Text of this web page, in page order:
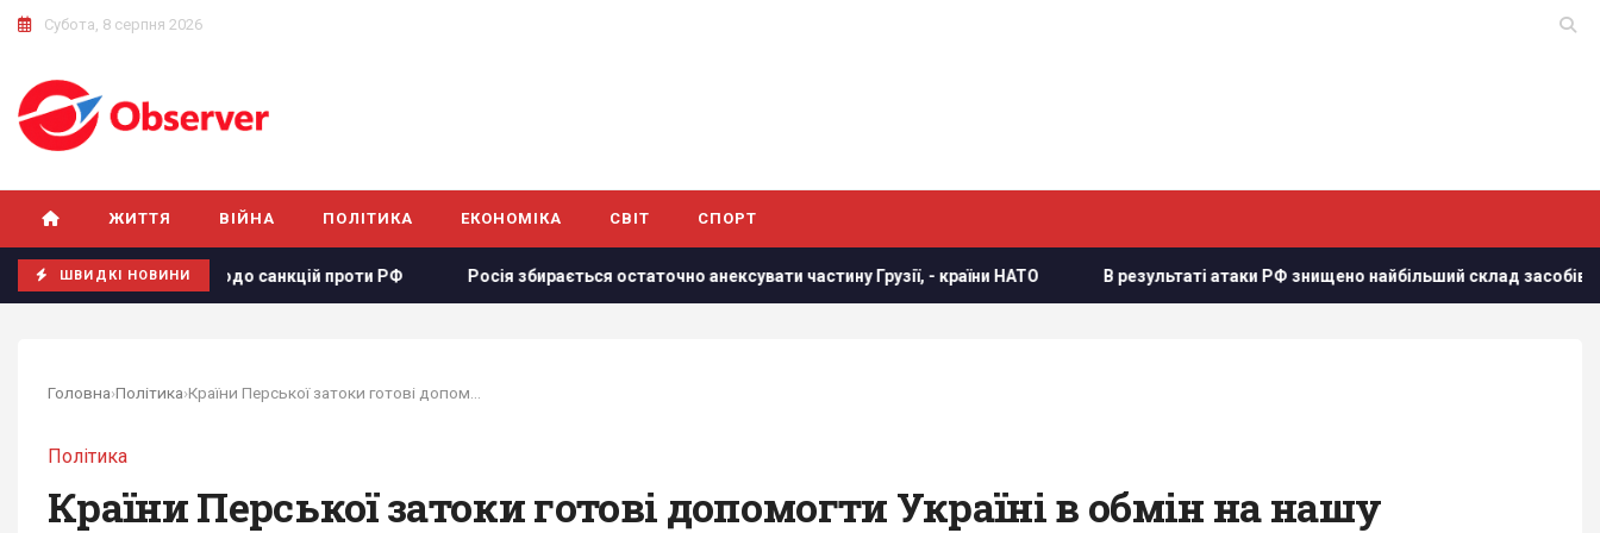
Субота, 8 серпня 2026
ЖИТТЯ ВІЙНА ПОЛІТИКА ЕКОНОМІКА СВІТ СПОРТ
ШВИДКІ НОВИНИ
щодо санкцій проти РФ Росія збирається остаточно анексувати частину Грузії, - країни НАТО В результаті атаки РФ знищено найбільший склад засобів індивідуального
Головна›Політика›
Політика
Країни Перської затоки готові допомогти Україні в обмін на нашу